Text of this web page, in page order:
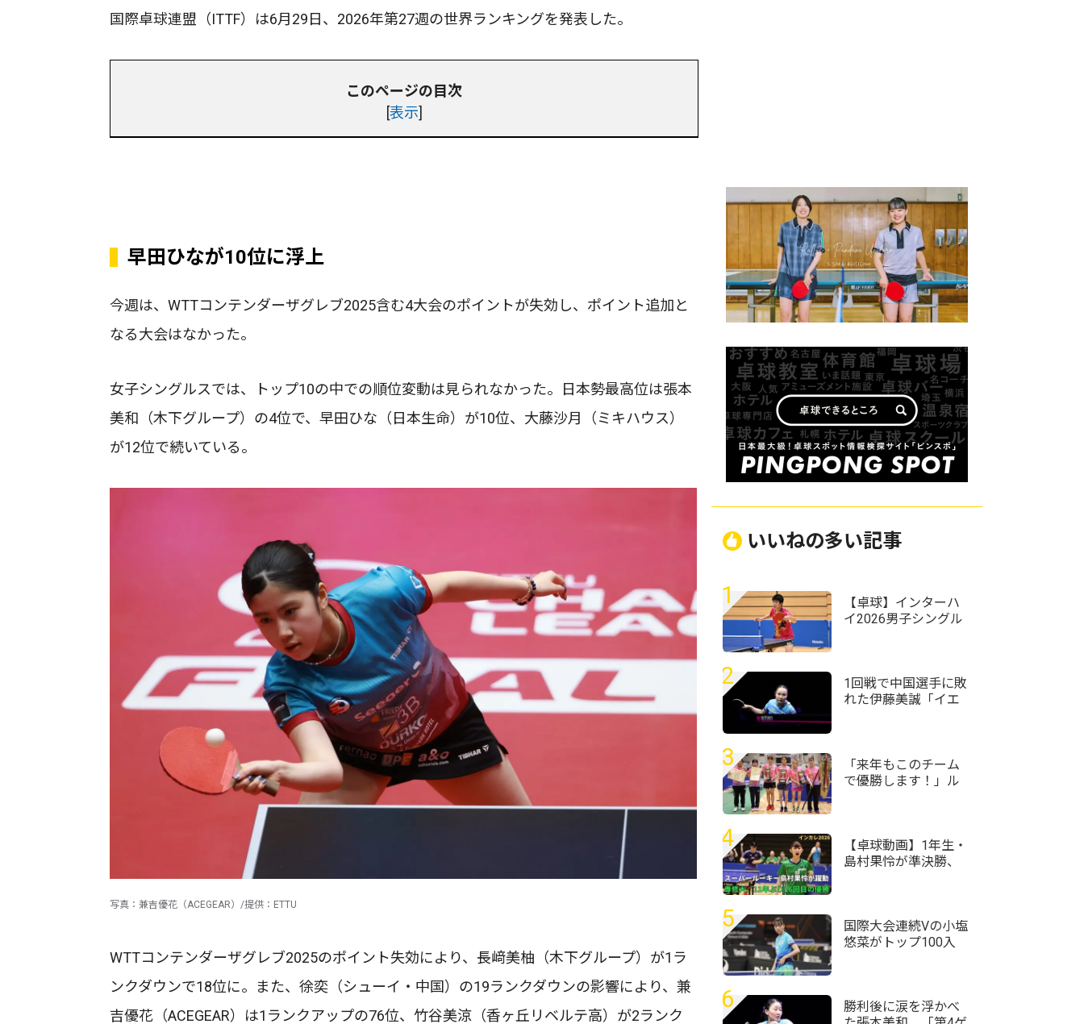
国際卓球連盟（ITTF）は6月29日、2026年第27週の世界ランキングを発表した。
このページの目次
[表示]
早田ひなが10位に浮上
今週は、WTTコンテンダーザグレブ2025含む4大会のポイントが失効し、ポイント追加と
なる大会はなかった。
女子シングルスでは、トップ10の中での順位変動は見られなかった。日本勢最高位は張本
美和（木下グループ）の4位で、早田ひな（日本生命）が10位、大藤沙月（ミキハウス）
が12位で続いている。
写真：兼吉優花（ACEGEAR）/提供：ETTU
WTTコンテンダーザグレブ2025のポイント失効により、長﨑美柚（木下グループ）が1ラ
ンクダウンで18位に。また、徐奕（シューイ・中国）の19ランクダウンの影響により、兼
吉優花（ACEGEAR）は1ランクアップの76位、竹谷美涼（香ヶ丘リベルテ高）が2ランク
いいねの多い記事
1
【卓球】インターハ
イ2026男子シングル
ードに
2
1回戦で中国選手に敗
れた伊藤美誠「イエ
チャンピオンズ横浜
2026＞
3
「来年もこのチーム
で優勝します！」ル
通信制卓球大会＞
4
【卓球動画】1年生・
島村果怜が準決勝、
学、11年ぶり16回目
のV｜インカレ卓球
5
国際大会連続Vの小塩
悠菜がトップ100入
ランキング（2026年
6
勝利後に涙を浮かべ